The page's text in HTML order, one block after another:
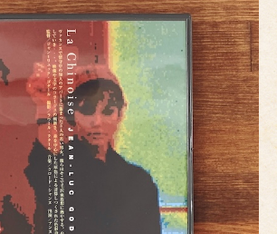
n
g
er
st